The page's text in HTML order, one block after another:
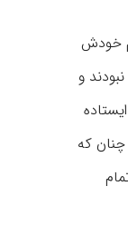
خودش
و
چنان که